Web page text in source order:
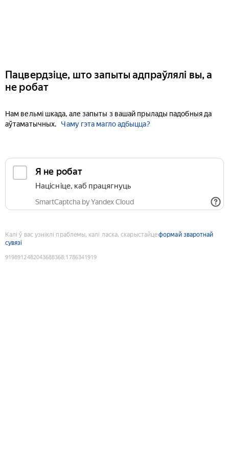
Пацвердзіце, што запыты адпраўлялі вы, а
не робат
Нам вельмі шкада, але запыты з вашай прылады падобныя да
аўтаматычных.
Чаму гэта магло адбыцца?
Я не робат
Націсніце, каб працягнуць
SmartCaptcha by Yandex Cloud
Калі ў вас узніклі праблемы, калі ласка, скарыстайцеформай зваротнай
сувязі
9198912482043688368:1786341919